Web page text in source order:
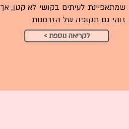
שמתאפיינת לעיתים בקושי לא קטן, אך
זוהי גם תקופה של הזדמנות
< לקריאה נוספת